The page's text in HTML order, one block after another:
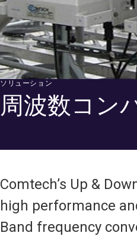
ソリューション
周波数コン
Comtech’s Up &
high performance
Band frequency